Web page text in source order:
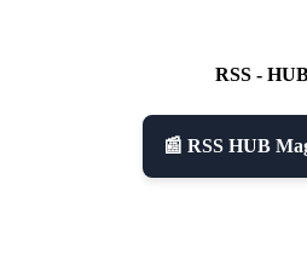
RSS -
📰 RSS HUB